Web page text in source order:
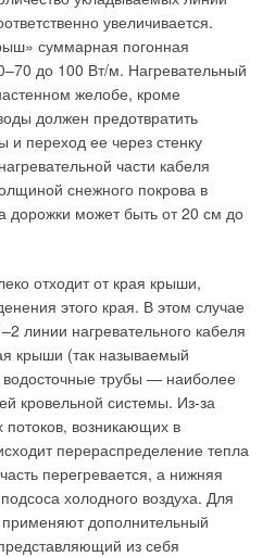
увеличивается.
суммарная погонная
до 100 Вт/м. Нагревательный
желобе, кроме
должен предотвратить
и переход ее через стенку
части кабеля
снежного покрова в
дорожки может быть от 20 см до
отходит от края крыши,
этого края. В этом случае
линии нагревательного кабеля
крыши (так называемый
водосточные трубы — наиболее
кровельной системы. Из-за
потоков, возникающих в
перераспределение тепла
перегревается, а нижняя
холодного воздуха. Для
применяют дополнительный
из себя